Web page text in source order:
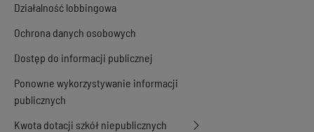
Działalność lobbingowa
Ochrona danych osobowych
Dostęp do informacji publicznej
Ponowne wykorzystywanie informacji
publicznych
Kwota dotacji szkół niepublicznych